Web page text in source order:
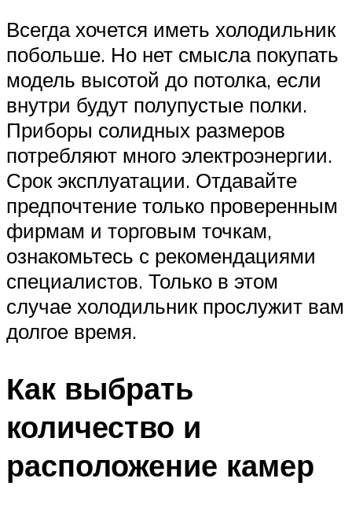
Всегда хочется иметь холодильник
побольше. Но нет смысла покупать
модель высотой до потолка, если
внутри будут полупустые полки.
Приборы солидных размеров
потребляют много электроэнергии.
Срок эксплуатации. Отдавайте
предпочтение только проверенным
фирмам и торговым точкам,
ознакомьтесь с рекомендациями
специалистов. Только в этом
случае холодильник прослужит вам
долгое время.
Как выбрать
количество и
расположение камер